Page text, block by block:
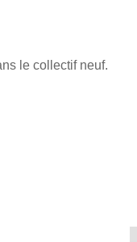
le collectif neuf.